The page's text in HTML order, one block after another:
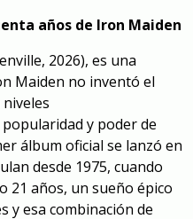
años de Iron Maiden
2026), es una
Maiden no inventó el
y poder de
álbum oficial se lanzó en
desde 1975, cuando
21 años, un sueño épico
y esa combinación de